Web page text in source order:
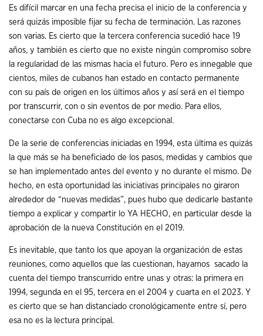
Es difícil marcar en una fecha precisa el inicio de la conferencia y
será quizás imposible fijar su fecha de terminación. Las razones
son varias. Es cierto que la tercera conferencia sucedió hace 19
años, y también es cierto que no existe ningún compromiso sobre
la regularidad de las mismas hacia el futuro. Pero es innegable que
cientos, miles de cubanos han estado en contacto permanente
con su país de origen en los últimos años y así será en el tiempo
por transcurrir, con o sin eventos de por medio. Para ellos,
conectarse con Cuba no es algo excepcional.
De la serie de conferencias iniciadas en 1994, esta última es quizás
la que más se ha beneficiado de los pasos, medidas y cambios que
se han implementado antes del evento y no durante el mismo. De
hecho, en esta oportunidad las iniciativas principales no giraron
alrededor de “nuevas medidas”, pues hubo que dedicarle bastante
tiempo a explicar y compartir lo YA HECHO, en particular desde la
aprobación de la nueva Constitución en el 2019.
Es inevitable, que tanto los que apoyan la organización de estas
reuniones, como aquellos que las cuestionan, hayamos sacado la
cuenta del tiempo transcurrido entre unas y otras: la primera en
1994, segunda en el 95, tercera en el 2004 y cuarta en el 2023. Y
es cierto que se han distanciado cronológicamente entre sí, pero
esa no es la lectura principal.